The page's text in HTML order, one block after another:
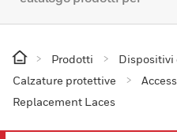
Prodotti
Dispositivi
Calzature protettive
Replacement Laces